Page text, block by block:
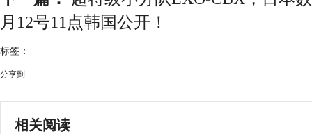
月12号11点韩国公开！
标签：
分享到
相关阅读